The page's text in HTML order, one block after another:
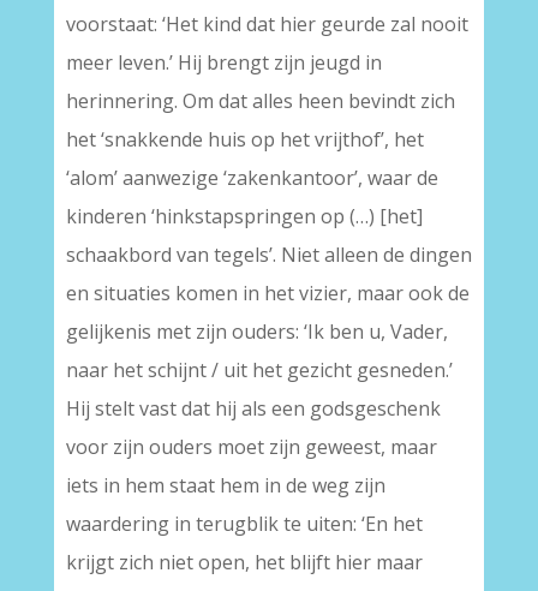
voorstaat: ‘Het kind dat hier geurde zal nooit
meer leven.’ Hij brengt zijn jeugd in
herinnering. Om dat alles heen bevindt zich
het ‘snakkende huis op het vrijthof’, het
‘alom’ aanwezige ‘zakenkantoor’, waar de
kinderen ‘hinkstapspringen op (…) [het]
schaakbord van tegels’. Niet alleen de dingen
en situaties komen in het vizier, maar ook de
gelijkenis met zijn ouders: ‘Ik ben u, Vader,
naar het schijnt / uit het gezicht gesneden.’
Hij stelt vast dat hij als een godsgeschenk
voor zijn ouders moet zijn geweest, maar
iets in hem staat hem in de weg zijn
waardering in terugblik te uiten: ‘En het
krijgt zich niet open, het blijft hier maar